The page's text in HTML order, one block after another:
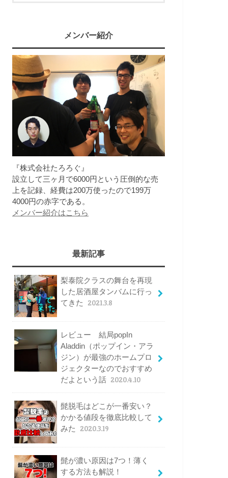
メンバー紹介
『株式会社たろろぐ』
設立して三ヶ月で6000円という圧倒的な売
上を記録、経費は200万使ったので199万
4000円の赤字である。
メンバー紹介はこちら
最新記事
梨泰院クラスの舞台を再現
した居酒屋タンバムに行っ
てきた
2021.3.8
レビュー 結局popIn
Aladdin（ポップイン・アラ
ジン）が最強のホームプロ
ジェクターなのでおすすめ
だよという話 2020.4.10
髭脱毛はどこが一番安い？
かかる値段を徹底比較して
みた
2020.3.19
髭が濃い原因は7つ！薄く
する方法も解説！